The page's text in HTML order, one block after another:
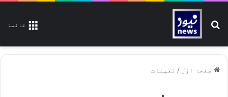
قائمة تلاش کیجیے
صفحۂ اوّل / تعینات